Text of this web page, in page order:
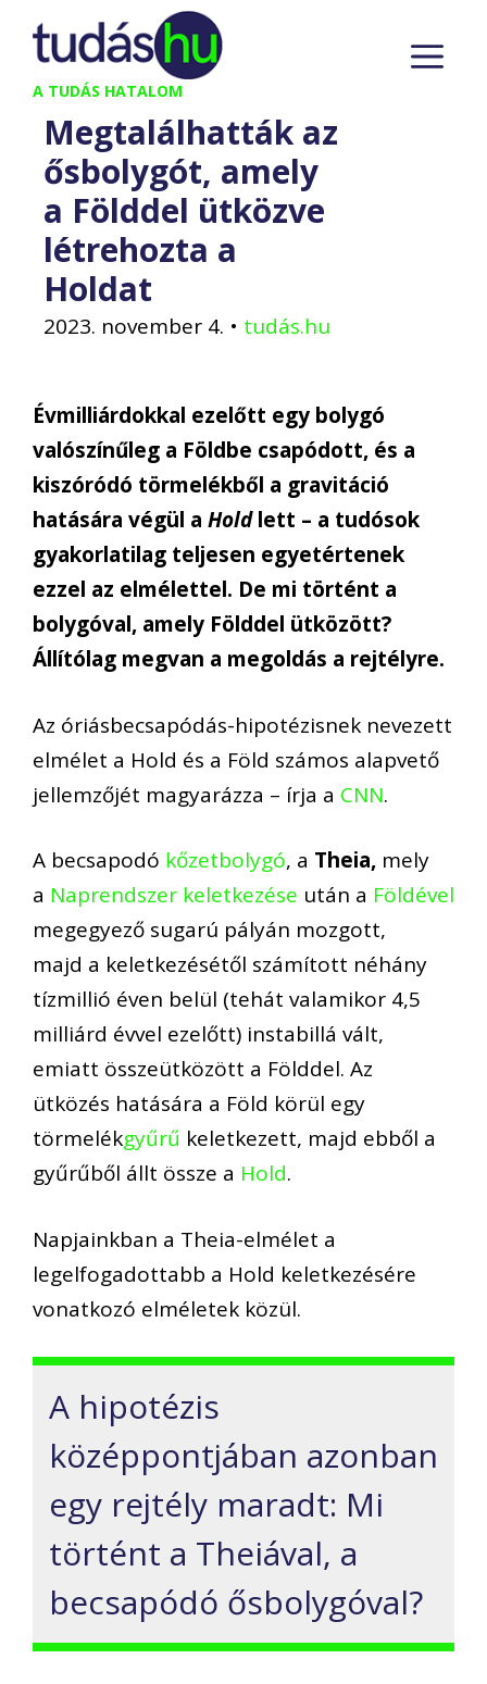
Kilépés
tartalomba
A TUDÁS HATALOM
Megtalálhatták az
ősbolygót, amely
a Földdel ütközve
létrehozta a
Holdat
2023. november 4. • tudás.hu
Évmilliárdokkal ezelőtt egy bolygó
valószínűleg a Földbe csapódott, és a
kiszóródó törmelékből a gravitáció
hatására végül a Holdlett – a tudósok
gyakorlatilag teljesen egyetértenek
ezzel az elmélettel. De mi történt a
bolygóval, amely Földdel ütközött?
Állítólag megvan a megoldás a rejtélyre.
Az óriásbecsapódás-hipotézisnek nevezett
elmélet a Hold és a Föld számos alapvető
jellemzőjét magyarázza – írja a CNN.
A becsapodó kőzetbolygó, a Theia, mely
a Naprendszer keletkezése után a Földével
megegyező sugarú pályán mozgott,
majd a keletkezésétől számított néhány
tízmillió éven belül (tehát valamikor 4,5
milliárd évvel ezelőtt) instabillá vált,
emiatt összeütközött a Földdel. Az
ütközés hatására a Föld körül egy
törmelékgyűrű keletkezett, majd ebből a
gyűrűből állt össze a Hold.
Napjainkban a Theia-elmélet a
legelfogadottabb a Hold keletkezésére
vonatkozó elméletek közül.
A hipotézis
középpontjában azonban
egy rejtély maradt: Mi
történt a Theiával, a
becsapódó ősbolygóval?